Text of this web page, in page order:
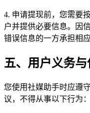
4. 申请提现前，您需要
户并提供必要信息。因
错误信息的一方承担相应
五、用户义务
您使用社媒助手时应遵
议，不得从事以下行为：